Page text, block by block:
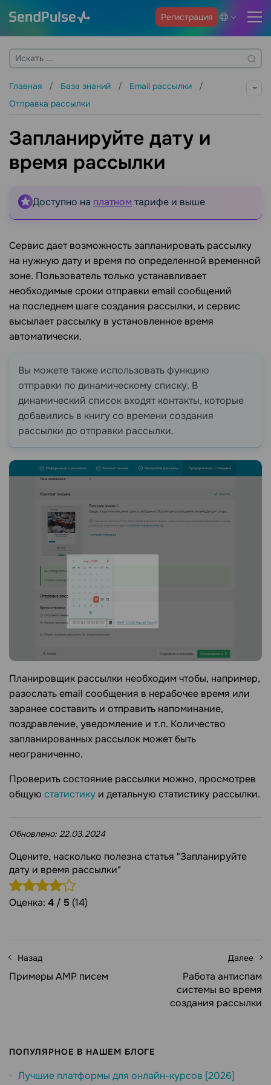
Регистрация
Главная База знаний
Email рассылки
Отправка рассылки
Запланируйте дату и
время рассылки
Доступно на платном тарифе и выше
Сервис дает возможность запланировать рассылку
на нужную дату и время по определенной временной
зоне. Пользователь только устанавливает
необходимые сроки отправки email сообщений
на последнем шаге создания рассылки, и сервис
высылает рассылку в установленное время
автоматически.
Вы можете также использовать функцию
отправки по динамическому списку. В
динамический список входят контакты, которые
добавились в книгу со времени создания
рассылки до отправки рассылки.
Планировщик рассылки необходим чтобы, например,
разослать email сообщения в нерабочее время или
заранее составить и отправить напоминание,
поздравление, уведомление и т.п. Количество
запланированных рассылок может быть
неограниченно.
Проверить состояние рассылки можно, просмотрев
общую статистику и детальную статистику рассылки.
Обновлено: 22.03.2024
Оцените, насколько полезна статья "Запланируйте
дату и время рассылки"
Оценка: 4 / 5 (14)
Назад
Примеры AMP писем
Далее
Работа антиспам
системы во время
создания рассылки
ПОПУЛЯРНОЕ В НАШЕМ БЛОГЕ
Лучшие платформы для онлайн-курсов [2026]